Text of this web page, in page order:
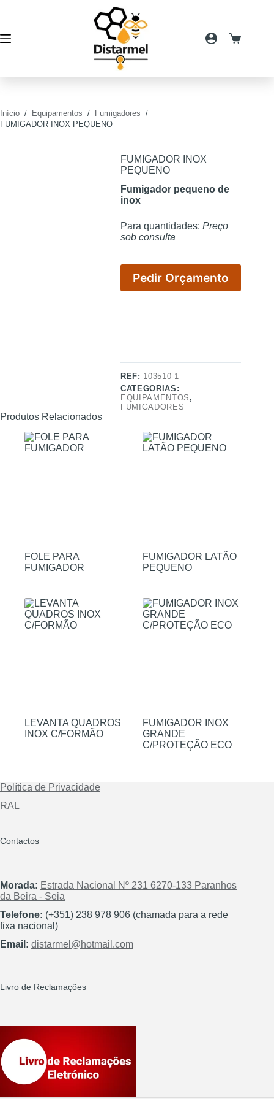
conteúdo
Carrinho
Início / Equipamentos / Fumigadores /
FUMIGADOR INOX PEQUENO
FUMIGADOR INOX
PEQUENO
Fumigador pequeno de
inox
Para quantidades:Preço
sob consulta
Pedir Orçamento
REF: 103510-1
CATEGORIAS:
EQUIPAMENTOS ,
FUMIGADORES
Produtos Relacionados
FOLE PARA
FUMIGADOR
FUMIGADOR LATÃO
PEQUENO
LEVANTA QUADROS
INOX C/FORMÃO
FUMIGADOR INOX
GRANDE
C/PROTEÇÃO ECO
Política de Privacidade
RAL
Contactos
Morada: Estrada Nacional Nº 231 6270-133 Paranhos
da Beira - Seia
Telefone: (+351) 238 978 906 (chamada para a rede
fixa nacional)
Email: distarmel@hotmail.com
Livro de Reclamações